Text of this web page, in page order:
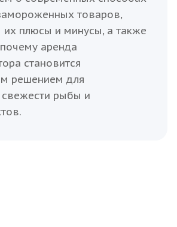
товаров,
их плюсы и минусы, а также
аренда
становится
решением для
свежести рыбы и